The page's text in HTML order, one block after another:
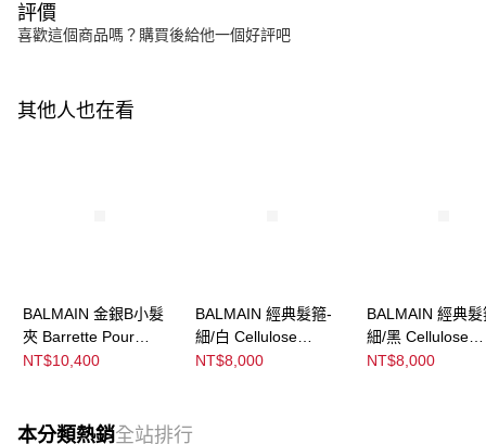
評價
喜歡這個商品嗎？購買後給他一個好評吧
其他人也在看
BALMAIN 金銀B小髮
夾 Barrette Pour
Cheveux Medium
NT$10,400
BALMAIN 經典髮箍-
細/白 Cellulose
Acetate Headband
NT$8,000
BALMAIN 經典
細/黑 Cellulose
Acetate
NT$8,000
本分類熱銷全站排行